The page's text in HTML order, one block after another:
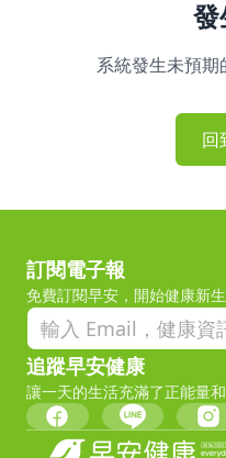
系統發生未預期
回
訂閱電子報
免費訂閱早安，開始健康新生
追蹤早安健康
讓一天的生活充滿了正能量